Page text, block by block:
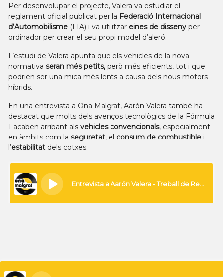
Per desenvolupar el projecte, Valera va estudiar el
reglament oficial publicat per la Federació Internacional
d’Automobilisme (FIA) i va utilitzar eines de disseny per
ordinador per crear el seu propi model d’aleró.
L’estudi de Valera apunta que els vehicles de la nova
normativa seran més petits, però més eficients, tot i que
podrien ser una mica més lents a causa dels nous motors
híbrids.
En una entrevista a Ona Malgrat, Aarón Valera també ha
destacat que molts dels avenços tecnològics de la Fórmula
1 acaben arribant als vehicles convencionals, especialment
en àmbits com la seguretat, el consum de combustible i
l’estabilitat dels cotxes.